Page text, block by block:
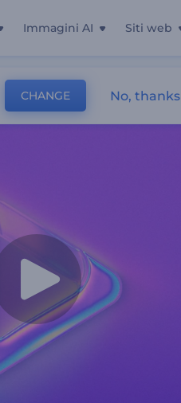
Immagini AI Siti web
CHANGE No, thanks